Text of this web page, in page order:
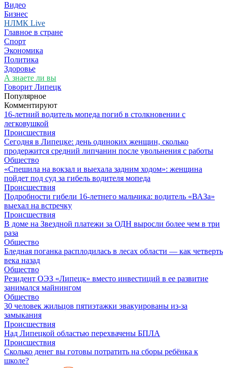
Видео
Бизнес
НЛМК Live
Главное в стране
Спорт
Экономика
Политика
Здоровье
А знаете ли вы
Говорит Липецк
Популярное
Комментируют
16-летний водитель мопеда погиб в столкновении с
легковушкой
Происшествия
Сегодня в Липецке: день одиноких женщин, сколько
продержится средний липчанин после увольнения с работы
Общество
«Спешила на вокзал и выехала задним ходом»: женщина
пойдет под суд за гибель водителя мопеда
Происшествия
Подробности гибели 16-летнего мальчика: водитель «ВАЗа»
выехал на встречку
Происшествия
В доме на Звездной платежи за ОДН выросли более чем в три
раза
Общество
Бледная поганка расплодилась в лесах области — как четверть
века назад
Общество
Резидент ОЭЗ «Липецк» вместо инвестиций в ее развитие
занимался майнингом
Общество
30 человек жильцов пятиэтажки эвакуированы из-за
замыкания
Происшествия
Над Липецкой областью перехвачены БПЛА
Происшествия
Сколько денег вы готовы потратить на сборы ребёнка к
школе?